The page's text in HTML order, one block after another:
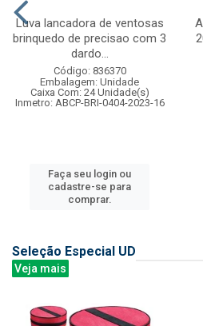
Luva lancadora de ventosas
brinquedo de precisao com 3
dardo...
Código: 836370
Embalagem: Unidade
Caixa Com: 24 Unidade(s)
Inmetro: ABCP-BRI-0404-2023-16
Faça seu login ou
cadastre-se para
comprar.
Seleção Especial UD
Veja mais